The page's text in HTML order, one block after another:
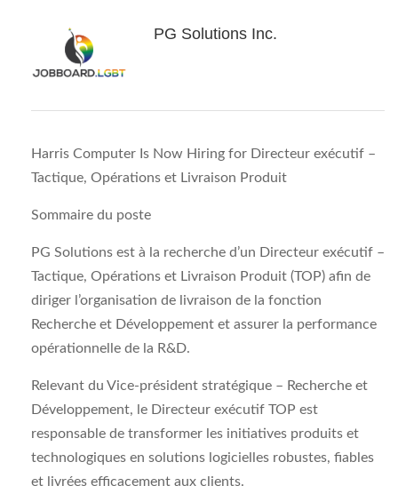
PG Solutions Inc.
Harris Computer Is Now Hiring for Directeur exécutif –
Tactique, Opérations et Livraison Produit
Sommaire du poste
PG Solutions est à la recherche d’un Directeur exécutif –
Tactique, Opérations et Livraison Produit (TOP) afin de
diriger l’organisation de livraison de la fonction
Recherche et Développement et assurer la performance
opérationnelle de la R&D.
Relevant du Vice-président stratégique – Recherche et
Développement, le Directeur exécutif TOP est
responsable de transformer les initiatives produits et
technologiques en solutions logicielles robustes, fiables
et livrées efficacement aux clients.